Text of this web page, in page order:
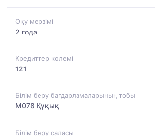
Оқу мерзімі
2 года
Кредиттер көлемі
121
Білім беру бағдарламаларының тобы
M078 Құқық
Білім беру саласы